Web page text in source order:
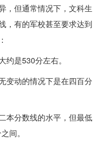
，但通常情况下，文科生
，有的军校甚至要求达到
是530分左右。
变动的情况下是在四百分
本分数线的水平，但最低
间。